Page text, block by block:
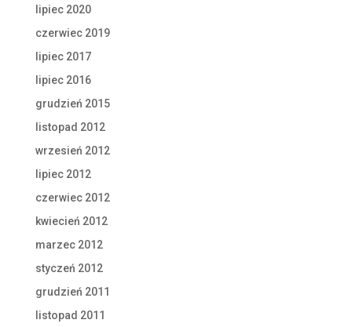
lipiec 2020
czerwiec 2019
lipiec 2017
lipiec 2016
grudzień 2015
listopad 2012
wrzesień 2012
lipiec 2012
czerwiec 2012
kwiecień 2012
marzec 2012
styczeń 2012
grudzień 2011
listopad 2011